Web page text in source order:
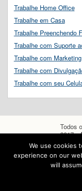
Trabalhe Home Office
Trabalhe em Casa
Trabalhe Preenchendo
Trabalhe com Suporte
Trabalhe com Marketing
Trabalhe com
Trabalhe com seu
Todos
2017 -
We use cookies
experience on our
will